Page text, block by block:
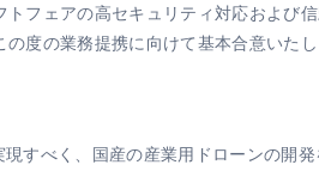
フェアの高セキュリティ対応および信
度の業務提携に向けて基本合意いたし
すべく、国産の産業用ドローンの開